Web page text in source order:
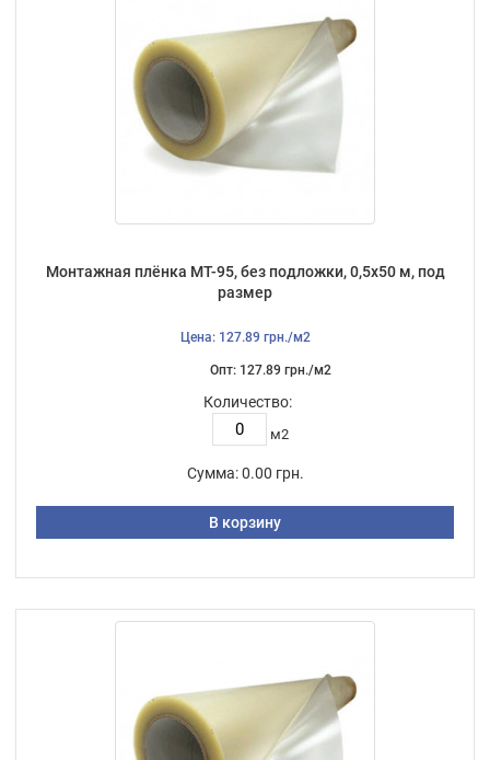
Монтажная плёнка МТ-95, без подложки, 0,5х50 м, под
размер
Цена: 127.89 грн./м2
Опт: 127.89 грн./м2
Количество:
м2
Сумма: 0.00 грн.
В корзину